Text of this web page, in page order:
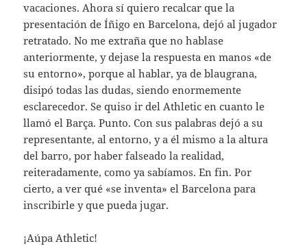
vacaciones. Ahora sí quiero recalcar que la
presentación de Íñigo en Barcelona, dejó al jugador
retratado. No me extraña que no hablase
anteriormente, y dejase la respuesta en manos «de
su entorno», porque al hablar, ya de blaugrana,
disipó todas las dudas, siendo enormemente
esclarecedor. Se quiso ir del Athletic en cuanto le
llamó el Barça. Punto. Con sus palabras dejó a su
representante, al entorno, y a él mismo a la altura
del barro, por haber falseado la realidad,
reiteradamente, como ya sabíamos. En fin. Por
cierto, a ver qué «se inventa» el Barcelona para
inscribirle y que pueda jugar.
¡Aúpa Athletic!